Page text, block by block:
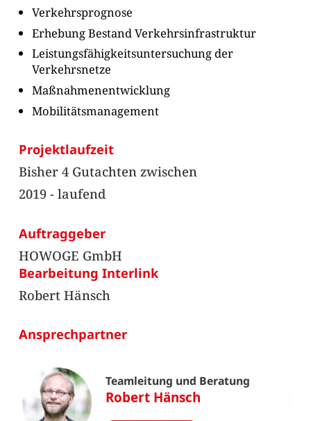
Verkehrsprognose
Erhebung Bestand Verkehrsinfrastruktur
Leistungsfähigkeitsuntersuchung der
Verkehrsnetze
Maßnahmenentwicklung
Mobilitätsmanagement
Projektlaufzeit
Bisher 4 Gutachten zwischen
2019 - laufend
Auftraggeber
HOWOGE GmbH
Bearbeitung Interlink
Robert Hänsch
Ansprechpartner
Teamleitung und Beratung
Robert Hänsch